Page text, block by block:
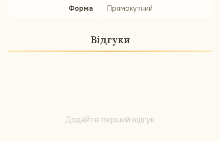
Форма Прямокутний
Відгуки
Додайте перший відгук